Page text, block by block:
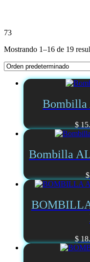
73
Mostrando 1–16 de 19
Bombilla
$
Bombilla
$
$